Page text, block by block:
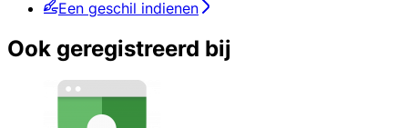
Een geschil indienen
Ook geregistreerd bij